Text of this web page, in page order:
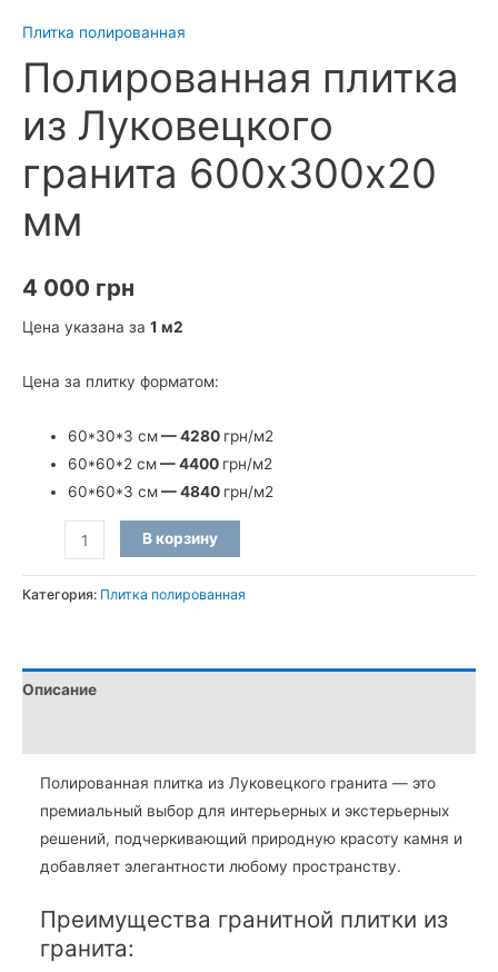
Плитка полированная
Полированная плитка
из Луковецкого
гранита 600х300х20
мм
4 000 грн
Цена указана за 1 м2
Цена за плитку форматом:
60*30*3 см—4280 грн/м2
60*60*2 см—4400 грн/м2
60*60*3 см—4840 грн/м2
Количество
товара
Полированная
Луковецкого
гранита
мм
В корзину
Категория: Плитка полированная
Описание
Полированная плитка из Луковецкого гранита — это
премиальный выбор для интерьерных и экстерьерных
решений, подчеркивающий природную красоту камня и
добавляет элегантности любому пространству.
Преимущества гранитной плитки из
гранита: